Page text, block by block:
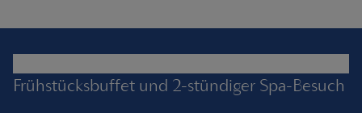
Frühstücksbuffet und 2-stündiger Spa-Besuch